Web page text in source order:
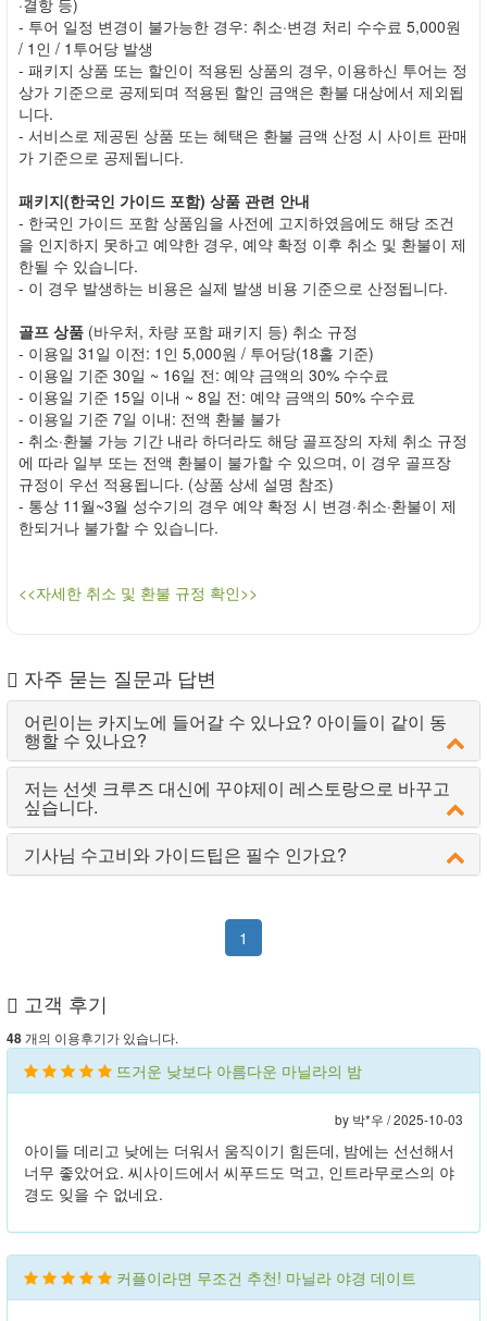
·결항 등)
- 투어 일정 변경이 불가능한 경우: 취소·변경 처리 수수료 5,000원
/ 1인 / 1투어당 발생
- 패키지 상품 또는 할인이 적용된 상품의 경우, 이용하신 투어는 정
상가 기준으로 공제되며 적용된 할인 금액은 환불 대상에서 제외됩
니다.
- 서비스로 제공된 상품 또는 혜택은 환불 금액 산정 시 사이트 판매
가 기준으로 공제됩니다.
패키지(한국인 가이드 포함) 상품 관련 안내
- 한국인 가이드 포함 상품임을 사전에 고지하였음에도 해당 조건
을 인지하지 못하고 예약한 경우, 예약 확정 이후 취소 및 환불이 제
한될 수 있습니다.
- 이 경우 발생하는 비용은 실제 발생 비용 기준으로 산정됩니다.
골프 상품 (바우처, 차량 포함 패키지 등) 취소 규정
- 이용일 31일 이전: 1인 5,000원 / 투어당(18홀 기준)
- 이용일 기준 30일 ~ 16일 전: 예약 금액의 30% 수수료
- 이용일 기준 15일 이내 ~ 8일 전: 예약 금액의 50% 수수료
- 이용일 기준 7일 이내: 전액 환불 불가
- 취소·환불 가능 기간 내라 하더라도 해당 골프장의 자체 취소 규정
에 따라 일부 또는 전액 환불이 불가할 수 있으며, 이 경우 골프장
규정이 우선 적용됩니다. (상품 상세 설명 참조)
- 통상 11월~3월 성수기의 경우 예약 확정 시 변경·취소·환불이 제
한되거나 불가할 수 있습니다.
<<자세한 취소 및 환불 규정 확인>>
자주 묻는 질문과 답변
어린이는 카지노에 들어갈 수 있나요? 아이들이 같이 동
행할 수 있나요?
저는 선셋 크루즈 대신에 꾸야제이 레스토랑으로 바꾸고
싶습니다.
기사님 수고비와 가이드팁은 필수 인가요?
1
고객 후기
48개의 이용후기가 있습니다.
뜨거운 낮보다 아름다운 마닐라의 밤
by 박*우 /2025-10-03
아이들 데리고 낮에는 더워서 움직이기 힘든데, 밤에는 선선해서
너무 좋았어요. 씨사이드에서 씨푸드도 먹고, 인트라무로스의 야
경도 잊을 수 없네요.
커플이라면 무조건 추천! 마닐라 야경 데이트